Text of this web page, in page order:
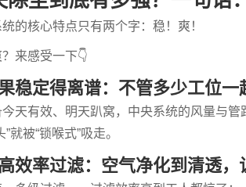
的核心特点只有两个字：稳！爽！
来感受一下👇
稳定得离谱：不管多少工位一
天有效、明天趴窝，中央系统的风量与管
就被“锁喉式”吸走。
效率过滤：空气净化到清透，